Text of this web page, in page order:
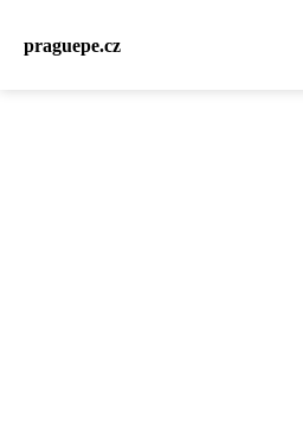
praguepe.cz